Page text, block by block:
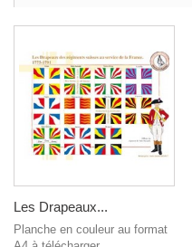
Les Drapeaux...
Planche en couleur au format